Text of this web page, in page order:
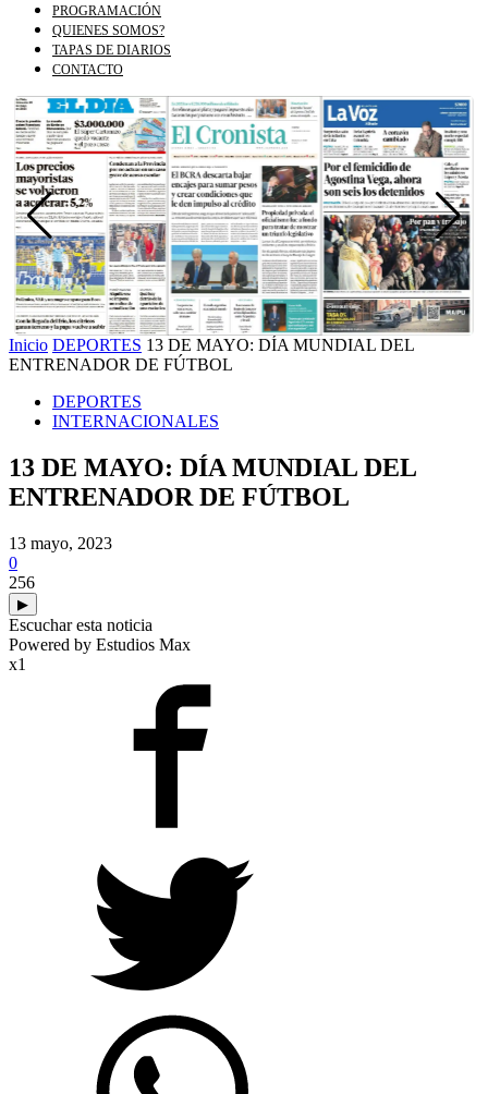
PROGRAMACIÓN
QUIENES SOMOS?
TAPAS DE DIARIOS
CONTACTO
Inicio DEPORTES 13 DE MAYO: DÍA MUNDIAL DEL
ENTRENADOR DE FÚTBOL
DEPORTES
INTERNACIONALES
13 DE MAYO: DÍA MUNDIAL DEL
ENTRENADOR DE FÚTBOL
13 mayo, 2023
0
256
▶
Escuchar esta noticia
Powered by Estudios Max
x1